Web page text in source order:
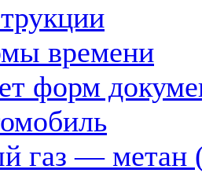
времени
форм
газ — метан